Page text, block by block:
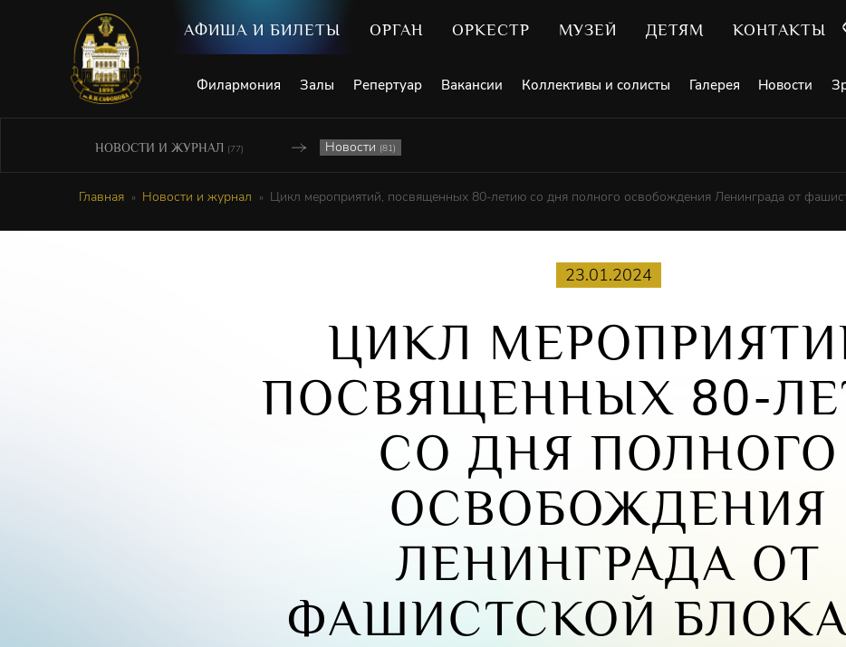
АФИША И БИЛЕТЫ ОРГАН ОРКЕСТР МУЗЕЙ ДЕТЯМ КОНТАКТЫ
Филармония Залы Репертуар Вакансии Коллективы и солисты Галерея Новости
НОВОСТИ И ЖУРНАЛ (77) Новости (81)
Главная Новости и журнал Цикл мероприятий, посвященных 80-летию со дня полного освобождения Ленинграда от
23.01.2024
ЦИКЛ
ПОСВЯЩЕННЫХ 80-
СО ДНЯ ПОЛНОГО
ОСВОБОЖДЕНИЯ
ЛЕНИНГРАДА ОТ
ФАШИСТСКОЙ